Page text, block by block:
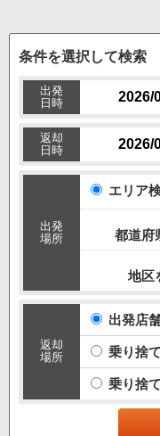
条件を選択して検索
出発
日時
返却
日時
出発
場所
エリア
都道府
地区
返却
場所
出発店
乗り捨
乗り捨